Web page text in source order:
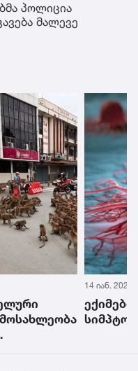
პოლიცია
მალევე
14 იან. 2022
-